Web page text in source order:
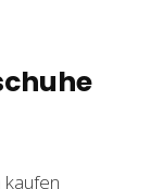
kaufen